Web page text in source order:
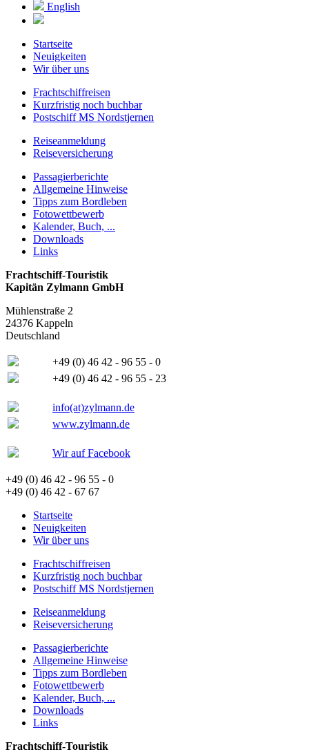
English
Startseite
Neuigkeiten
Wir über uns
Frachtschiffreisen
Kurzfristig noch buchbar
Postschiff MS Nordstjernen
Reiseanmeldung
Reiseversicherung
Passagierberichte
Allgemeine Hinweise
Tipps zum Bordleben
Fotowettbewerb
Kalender, Buch, ...
Downloads
Links
Frachtschiff-Touristik
Kapitän Zylmann GmbH
Mühlenstraße 2
24376 Kappeln
Deutschland
+49 (0) 46 42 - 96 55 - 0
+49 (0) 46 42 - 96 55 - 23
info(at)zylmann.de
www.zylmann.de
Wir auf Facebook
+49 (0) 46 42 - 96 55 - 0
+49 (0) 46 42 - 67 67
Startseite
Neuigkeiten
Wir über uns
Frachtschiffreisen
Kurzfristig noch buchbar
Postschiff MS Nordstjernen
Reiseanmeldung
Reiseversicherung
Passagierberichte
Allgemeine Hinweise
Tipps zum Bordleben
Fotowettbewerb
Kalender, Buch, ...
Downloads
Links
Frachtschiff-Touristik